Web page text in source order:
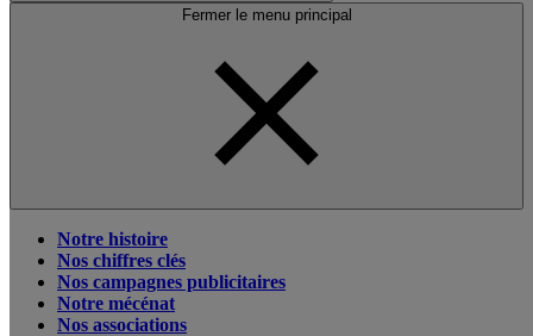
Fermer le menu principal
Notre histoire
Nos chiffres clés
Nos campagnes publicitaires
Notre mécénat
Nos associations